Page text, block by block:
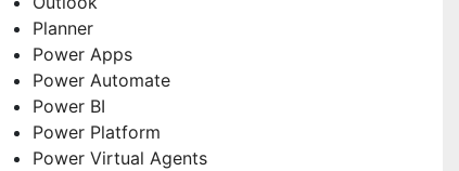
Planner
Power Apps
Power Automate
Power BI
Power Platform
Power Virtual Agents